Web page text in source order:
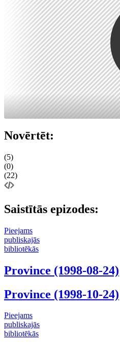
Novērtēt:
(5)
(0)
(22)
Saistītās epizodes:
Pieejams
publiskajās
bibliotēkās
Province (1998-08-24)
Province (1998-10-24)
Pieejams
publiskajās
bibliotēkās